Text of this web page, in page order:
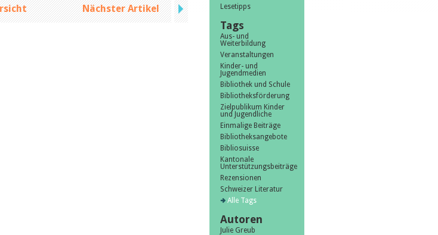
Nächster Artikel
Lesetipps
Tags
Aus- und
Weiterbildung
Veranstaltungen
Kinder- und
Jugendmedien
Bibliothek und Schule
Bibliotheksförderung
Zielpublikum Kinder
und Jugendliche
Einmalige Beiträge
Bibliotheksangebote
Bibliosuisse
Kantonale
Unterstützungsbeiträge
Rezensionen
Schweizer Literatur
Alle Tags
Autoren
Julie Greub